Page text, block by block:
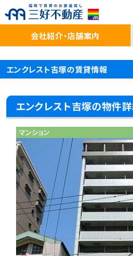
会社紹介・店舗案内
エンクレスト吉塚の賃貸情報
エンクレスト吉塚の物件
マンション